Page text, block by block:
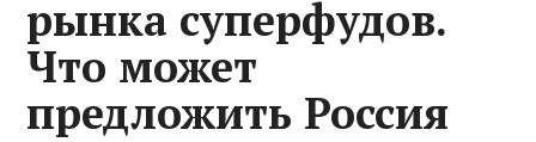
рынка суперфудов.
Что может
предложить Россия